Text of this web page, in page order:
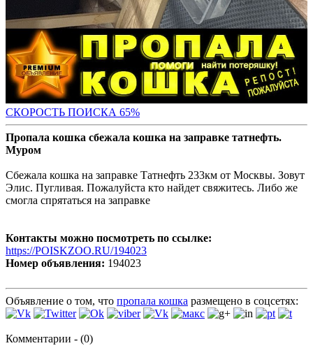
СКОРОСТЬ ПОИСКА 65%
Пропала кошка сбежала кошка на заправке татнефть.
Муром
Сбежала кошка на заправке Татнефть 233км от Москвы. Зовут
Элис. Пугливая. Пожалуйста кто найдет свяжитесь. Либо же
смогла спрятаться на заправке
Контакты можно посмотреть по ссылке:
https://POISKZOO.RU/194023
Номер объявления: 194023
Объявление о том, что пропала кошка размещено в соцсетях:
Комментарии - (0)